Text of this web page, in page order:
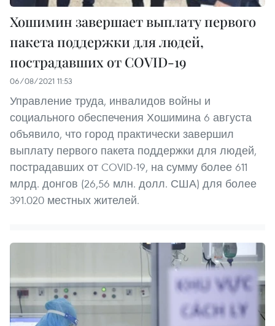
Хошимин завершает выплату первого
пакета поддержки для людей,
пострадавших от COVID-19
06/08/2021 11:53
Управление труда, инвалидов войны и
социального обеспечения Хошимина 6 августа
объявило, что город практически завершил
выплату первого пакета поддержки для людей,
пострадавших от COVID-19, на сумму более 611
млрд. донгов (26,56 млн. долл. США) для более
391.020 местных жителей.